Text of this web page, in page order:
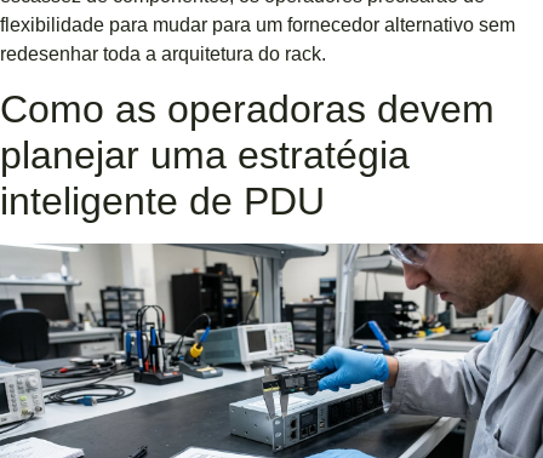
flexibilidade para mudar para um fornecedor alternativo sem
redesenhar toda a arquitetura do rack.
Como as operadoras devem
planejar uma estratégia
inteligente de PDU